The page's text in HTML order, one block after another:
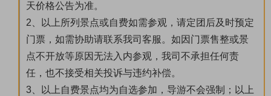
天价格公告为准。
2、以上所列景点或自费如需参观，请定团后及时预定
门票，如需协助请联系我司客服。如因门票售整或景
点不开放等原因无法入内参观，我司不承担任何责
任，也不接受相关投诉与违约补偿。
3、以上自费景点均为自选参加，导游不会强制；以上